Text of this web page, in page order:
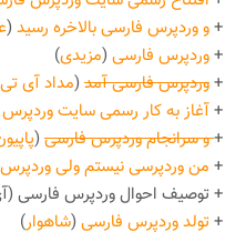
+و وردپرس فارسی بالاخره رسید (
+وردپرس فارسی (مزیدی)
+وردپرس فارسی آمد (مداد آی تی
+آغاز به کار رسمی سایت
+و سرانجام وردپرس فارسی (
+ من وردپرسی نیستم ولی
+ توصیف احوال وردپرس فارسی
+تولد وردپرس فارسی (شاهوار)